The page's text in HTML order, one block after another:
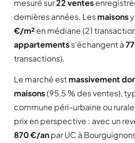
mesuré sur22 ventes
dernières années. Lesmaisons
€/m² en médiane (21
appartementss'échangent à
transactions).
Le marché estmassivement
maisons(95,5 % des ventes),
commune péri-urbaine ou
prix en perspective : avec un
870 €/anpar UC à